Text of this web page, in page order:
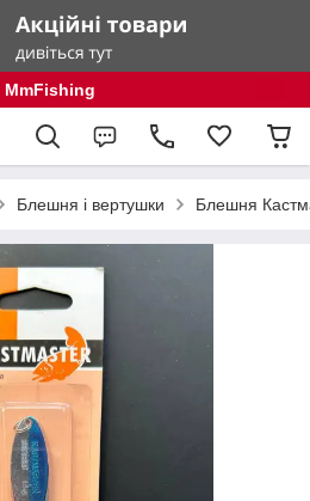
MmFishing
Блешня і вертушки Блешня